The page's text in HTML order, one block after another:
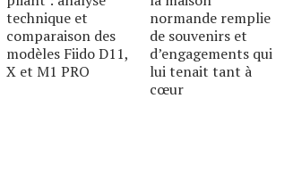
technique et
comparaison des
modèles Fiido D11,
X et M1 PRO
normande remplie
de souvenirs et
d’engagements qui
lui tenait tant à
cœur